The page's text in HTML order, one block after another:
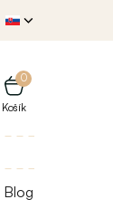
0
Košík
Blog